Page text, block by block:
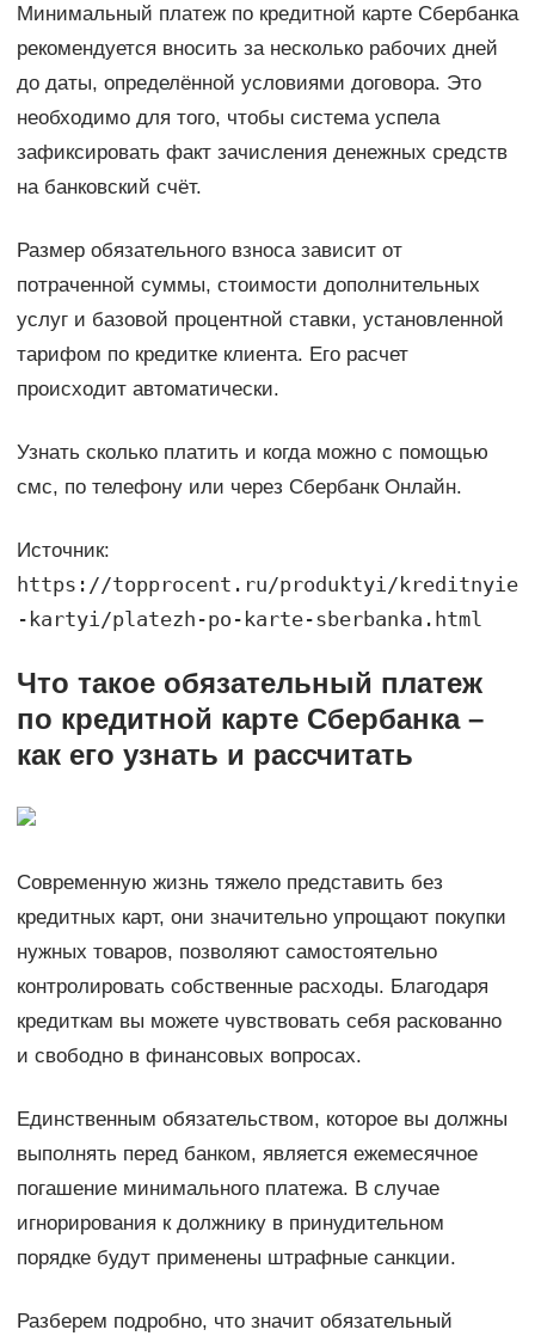
Минимальный платеж по кредитной карте Сбербанка
рекомендуется вносить за несколько рабочих дней
до даты, определённой условиями договора. Это
необходимо для того, чтобы система успела
зафиксировать факт зачисления денежных средств
на банковский счёт.
Размер обязательного взноса зависит от
потраченной суммы, стоимости дополнительных
услуг и базовой процентной ставки, установленной
тарифом по кредитке клиента. Его расчет
происходит автоматически.
Узнать сколько платить и когда можно с помощью
смс, по телефону или через Сбербанк Онлайн.
Источник:
https://topprocent.ru/produktyi/kreditnyie
-kartyi/platezh-po-karte-sberbanka.html
Что такое обязательный платеж
по кредитной карте Сбербанка –
как его узнать и рассчитать
Современную жизнь тяжело представить без
кредитных карт, они значительно упрощают покупки
нужных товаров, позволяют самостоятельно
контролировать собственные расходы. Благодаря
кредиткам вы можете чувствовать себя раскованно
и свободно в финансовых вопросах.
Единственным обязательством, которое вы должны
выполнять перед банком, является ежемесячное
погашение минимального платежа. В случае
игнорирования к должнику в принудительном
порядке будут применены штрафные санкции.
Разберем подробно, что значит обязательный